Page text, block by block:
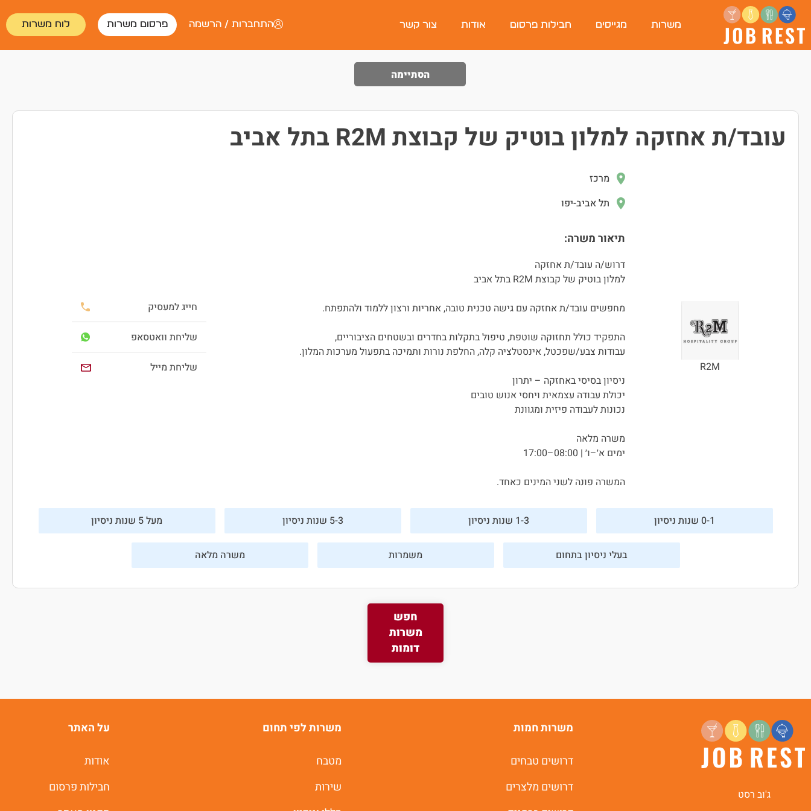
משרות מגייסים חבילות פרסום אודות צור קשר התחברות / הרשמה פרסום משרות לוח משרות
הסתיימה
עובד/ת אחזקה למלון בוטיק של קבוצת R2M בתל אביב
R2M
מרכז
תל אביב-יפו
תיאור משרה:
דרוש/ה עובד/ת אחזקה
למלון בוטיק של קבוצת R2M בתל אביב
מחפשים עובד/ת אחזקה עם גישה טכנית טובה, אחריות ורצון ללמוד ולהתפתח.
התפקיד כולל תחזוקה שוטפת, טיפול בתקלות בחדרים ובשטחים הציבוריים,
עבודות צבע/שפכטל, אינסטלציה קלה, החלפת נורות ותמיכה בתפעול מערכות המלון.
ניסיון בסיסי באחזקה – יתרון
יכולת עבודה עצמאית ויחסי אנוש טובים
נכונות לעבודה פיזית ומגוונת
משרה מלאה
ימים א׳–ו׳ | 08:00–17:00
המשרה פונה לשני המינים כאחד.
חייג למעסיק
שליחת וואטסאפ
שליחת מייל
0-1 שנות ניסיון 1-3 שנות ניסיון 5-3 שנות ניסיון מעל 5 שנות ניסיון
בעלי ניסיון בתחום משמרות משרה מלאה
חפש
משרות
דומות
ג'וב רסט
משרות חמות
דרושים טבחים
דרושים מלצרים
משרות לפי תחום
מטבח
שירות
על האתר
אודות
חבילות פרסום
משרות חמות לוואטסאפ
תוך 60 שניות